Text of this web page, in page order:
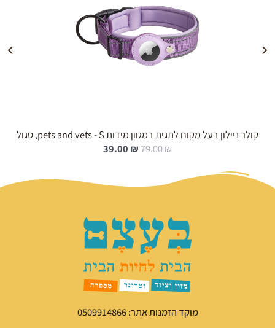
הוספה לעגלה
קולר ניילון בעל מקום לתגית במגוון מידות pets and vets - S, סגול
79.00₪
ה
י
מ
ק
ר
י
ה
י
39.00 ₪
ה
י
נ
ו
ח
י
ה
ו
מוקד הזמנות אתר: 0509914866